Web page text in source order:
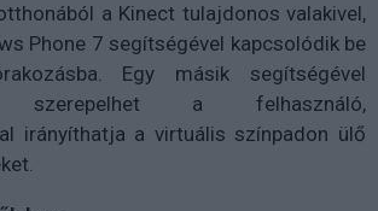
a Kinect tulajdonos valakivel,
Phone 7 segítségével kapcsolódik be
Egy másik segítségével
szerepelhet a felhasználó,
irányíthatja a virtuális színpadon ülő